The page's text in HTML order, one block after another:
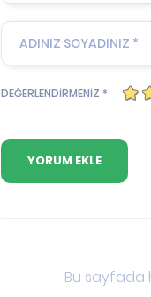
DEĞERLENDİRMENİZ *
Bu sayfada